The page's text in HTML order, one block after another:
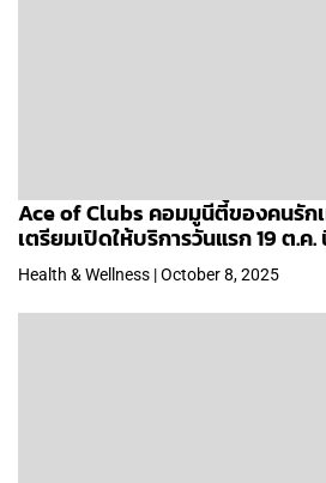
Ace of Clubs คอมมูนีตี้ของคนรัก
เตรียมเปิดให้บริการวันแรก 19 ต.ค.
Health & Wellness | October 8, 2025